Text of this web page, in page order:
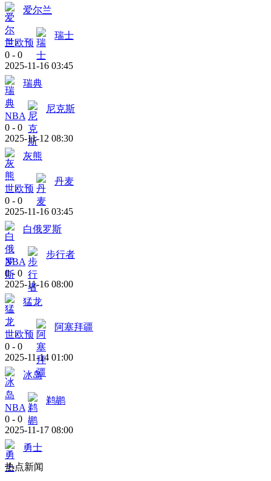
爱尔兰
世欧预
瑞士
0 - 0
2025-11-16 03:45
瑞典
NBA
尼克斯
0 - 0
2025-11-12 08:30
灰熊
世欧预
丹麦
0 - 0
2025-11-16 03:45
白俄罗斯
NBA
步行者
0 - 0
2025-11-16 08:00
猛龙
世欧预
阿塞拜疆
0 - 0
2025-11-14 01:00
冰岛
NBA
鹈鹕
0 - 0
2025-11-17 08:00
勇士
热点新闻